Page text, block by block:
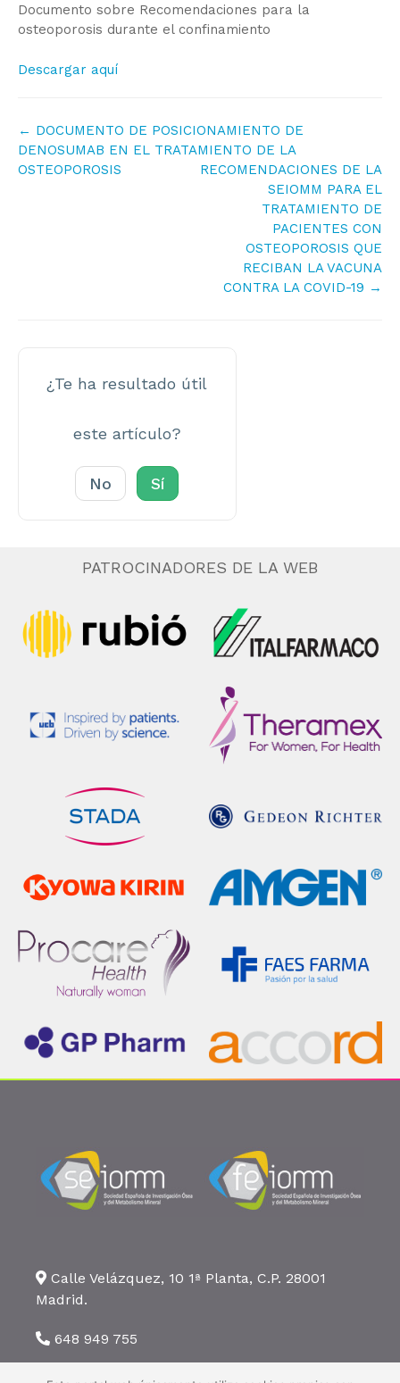
Documento sobre Recomendaciones para la
osteoporosis durante el confinamiento
Descargar aquí
Navegación
de
documentos
← DOCUMENTO DE POSICIONAMIENTO DE
DENOSUMAB EN EL TRATAMIENTO DE LA
OSTEOPOROSIS
RECOMENDACIONES DE LA
SEIOMM PARA EL
TRATAMIENTO DE
PACIENTES CON
OSTEOPOROSIS QUE
RECIBAN LA VACUNA
CONTRA LA COVID-19 →
¿Te ha resultado útil
este artículo?
No Sí
PATROCINADORES DE LA WEB
Calle Velázquez, 10 1ª Planta, C.P. 28001
Madrid.
648 949 755
seiomm@seiomm.org